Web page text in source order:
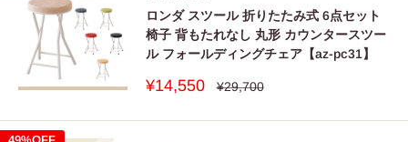
ロンダ スツール 折りたたみ式 6点セット
椅子 背もたれなし 丸形 カウンタースツー
ル フォールディングチェア【az-pc31】
販
価
¥14,550
通
格
¥29,700